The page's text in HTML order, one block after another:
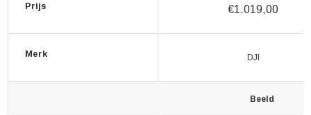
Prijs €1.019,00
Merk DJI
Beeld